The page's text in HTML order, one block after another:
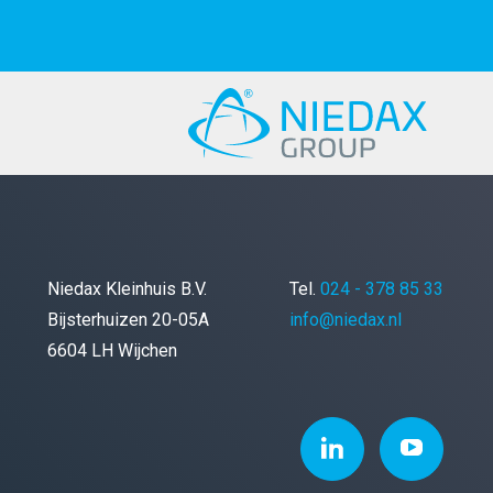
Niedax Kleinhuis B.V.
Bijsterhuizen 20-05A
6604 LH Wijchen
Tel. 024 - 378 85 33
info@niedax.nl